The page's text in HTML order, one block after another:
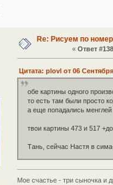
Re: Рисуем по
«Ответ
Цитата: plovl от 06
обе картины одного
то есть там были просто
а еще попадались менглей
твои картины 473 и 517
Тань, сейчас Настя в
Мое счастье - три сыночка и